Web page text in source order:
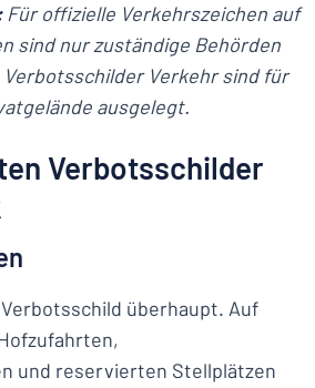
Für offizielle Verkehrszeichen auf
sind nur zuständige Behörden
Verkehr sind für
ausgelegt.
Verbotsschilder
überhaupt. Auf
und reservierten Stellplätzen